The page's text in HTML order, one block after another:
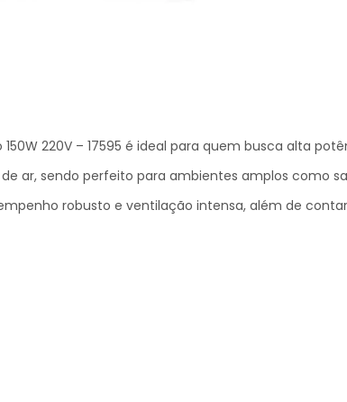
220V – 17595 é ideal para quem busca alta
ar, sendo perfeito para ambientes amplos como
robusto e ventilação intensa, além de